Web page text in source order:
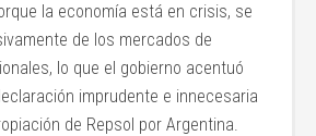
la economía está en crisis, se
de los mercados de
lo que el gobierno acentuó
imprudente e innecesaria
de Repsol por Argentina.